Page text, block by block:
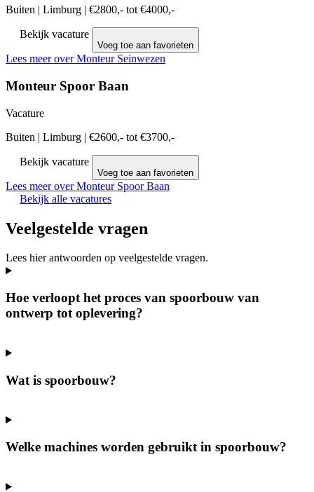
Buiten | Limburg | €2800,- tot €4000,-
Bekijk vacature
Voeg toe aan favorieten
Lees meer over Monteur Seinwezen
Monteur Spoor Baan
Vacature
Buiten | Limburg | €2600,- tot €3700,-
Bekijk vacature
Voeg toe aan favorieten
Lees meer over Monteur Spoor Baan
Bekijk alle vacatures
Veelgestelde vragen
Lees hier antwoorden op veelgestelde vragen.
Hoe verloopt het proces van spoorbouw van
ontwerp tot oplevering?
Wat is spoorbouw?
Welke machines worden gebruikt in spoorbouw?